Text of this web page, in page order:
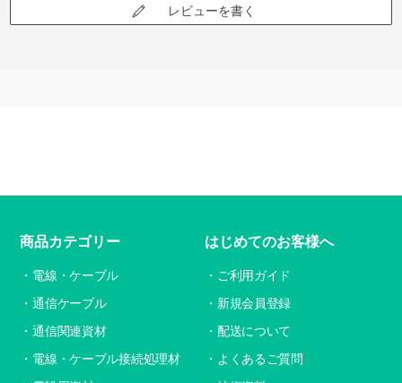
レビューを書く
商品カテゴリー
電線・ケーブル
通信ケーブル
通信関連資材
電線・ケーブル接続処理材
はじめてのお客様へ
ご利用ガイド
新規会員登録
配送について
よくあるご質問